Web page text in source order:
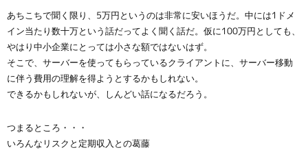
あちこちで聞く限り、5万円というのは非常に安いほうだ。中には1ドメ
イン当たり数十万という話だってよく聞く話だ。仮に100万円としても、
やはり中小企業にとっては小さな額ではないはず。
そこで、サーバーを使ってもらっているクライアントに、サーバー移動
に伴う費用の理解を得ようとするかもしれない。
できるかもしれないが、しんどい話になるだろう。
つまるところ・・・
いろんなリスクと定期収入との葛藤